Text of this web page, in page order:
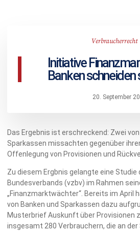
Verbraucherrecht
Initiative
Banken
20. September
Das Ergebnis ist erschreckend: Zwei
Sparkassen missachten gegenüber
Offenlegung von Provisionen und
Zu diesem Ergbnis gelangte eine
Bundesverbands (vzbv) im Rahmen
„Finanzmarktwächter“. Bereits im April
von Banken und Sparkassen dazu
Musterbrief Auskunft über Provisionen
insgesamt 280 Verbrauchern, die an